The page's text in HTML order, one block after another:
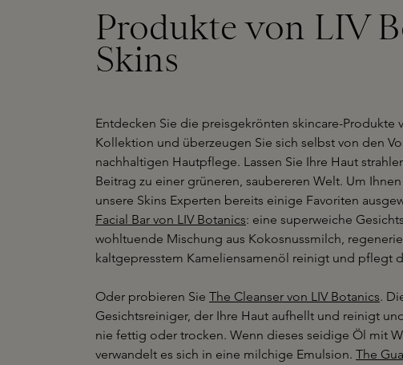
Produkte von LIV
Skins
Entdecken Sie die preisgekrönten skincare-Produkte
Kollektion und überzeugen Sie sich selbst von den
nachhaltigen Hautpflege. Lassen Sie Ihre Haut
Beitrag zu einer grüneren, saubereren Welt. Um
unsere Skins Experten bereits einige Favoriten
Facial Bar von LIV Botanics: eine superweiche
wohltuende Mischung aus Kokosnussmilch,
kaltgepresstem Kameliensamenöl reinigt und pflegt
Oder probieren Sie The Cleanser von LIV Botanics.
Gesichtsreiniger, der Ihre Haut aufhellt und reinigt
nie fettig oder trocken. Wenn dieses seidige Öl mit
verwandelt es sich in eine milchige Emulsion. The